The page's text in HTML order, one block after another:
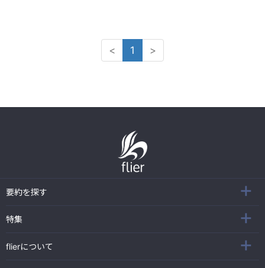
< 1 >
要約を探す
特集
flierについて